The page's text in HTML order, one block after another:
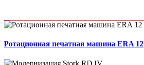
Ротационная печатная машина ERA 12